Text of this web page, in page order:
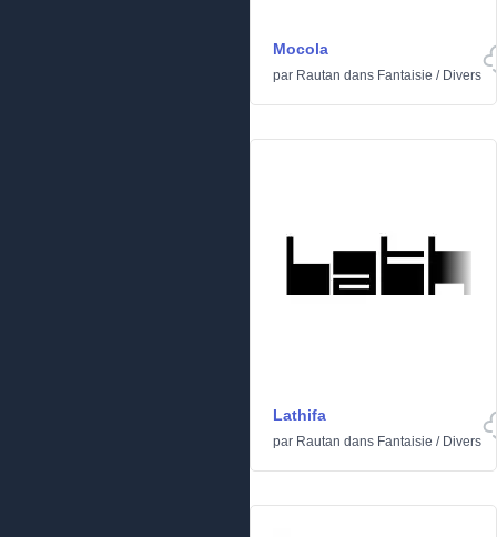
Mocola
par Rautan dans Fantaisie / Divers
Lathifa
par Rautan dans Fantaisie / Divers